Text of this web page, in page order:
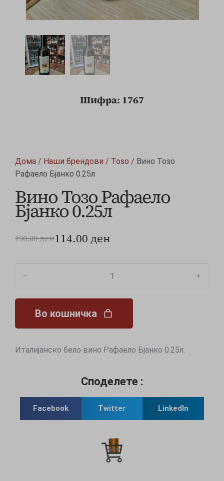
Шифра: 1767
Дома / Наши брендови / Toso / Вино Тозо
Рафаело Бјанко 0.25л
Вино Тозо Рафаело
Бјанко 0.25л
190.00ден114.00 ден
﹣ ﹢
Во кошничка
Италијанско бело вино Рафаело Бјанко 0.25л.
Споделете :
Facebook Twitter LinkedIn